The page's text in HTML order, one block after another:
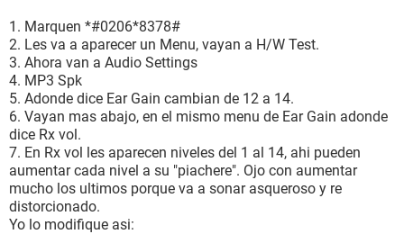
1. Marquen *#0206*8378#
2. Les va a aparecer un Menu, vayan a H/W Test.
3. Ahora van a Audio Settings
4. MP3 Spk
5. Adonde dice Ear Gain cambian de 12 a 14.
6. Vayan mas abajo, en el mismo menu de Ear Gain adonde
dice Rx vol.
7. En Rx vol les aparecen niveles del 1 al 14, ahi pueden
aumentar cada nivel a su "piachere". Ojo con aumentar
mucho los ultimos porque va a sonar asqueroso y re
distorcionado.
Yo lo modifique asi: